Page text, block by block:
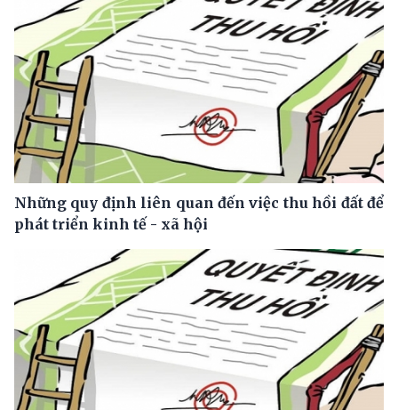
Những quy định liên quan đến việc thu hồi đất để
phát triển kinh tế - xã hội